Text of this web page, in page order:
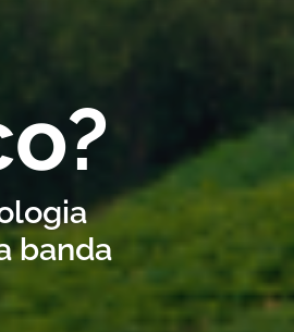
banda